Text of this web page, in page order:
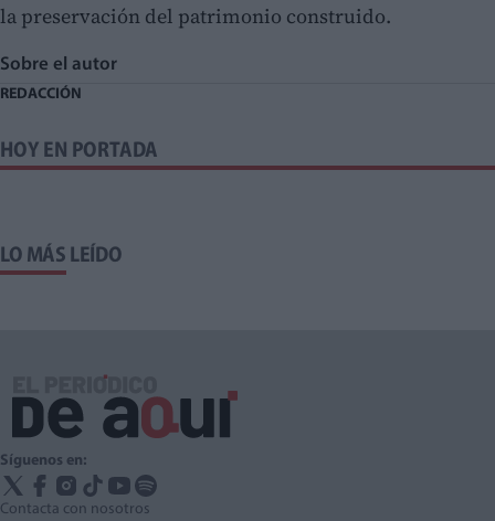
la preservación del patrimonio construido.
Sobre el autor
REDACCIÓN
HOY EN PORTADA
LO MÁS LEÍDO
Síguenos en:
Contacta con nosotros